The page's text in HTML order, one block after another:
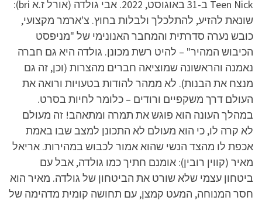
Teen Nick ב-31 באוגוסט, 2022. אבי גולדה (אורל ז.א bri):
שונאת להזיע, להתלכלך ולבלות בחוץ. צ'ארמר מקצועי,
כובש נערה סדרתית והמחבר האנונימי של "מניפסט
הכיבוש המהיר" – להיט רשת מכונן. גולדה היא גם חברה
נאמנה והראשונה שמוציאה חברים מהצרות (וכן, זה גם
מנצח את הבנות). לא ממהר להודות בטעויות ורואה את
העולם דרך משקפיים ורודים – כלומר לחיות בסרט.
במהלך העונה הוא פוגש את תמרה ומתאהב! זה מעולם
לא קרה לו, כי הוא מעולם לא התכונן למצב שבו באמת
אכפת לו מהצד הנשי שהוא אמור לכבוש במהירות. אריאל
מאיר (קווין רובין): אומנם חתיך כמו גולדה, אבל עם
ביטחון עצמי שלא שורט את הביטחון של גולדה. מאיר הוא
חסר המנוחה, המעט קמצן, עם תחושה קומית מדהימה של